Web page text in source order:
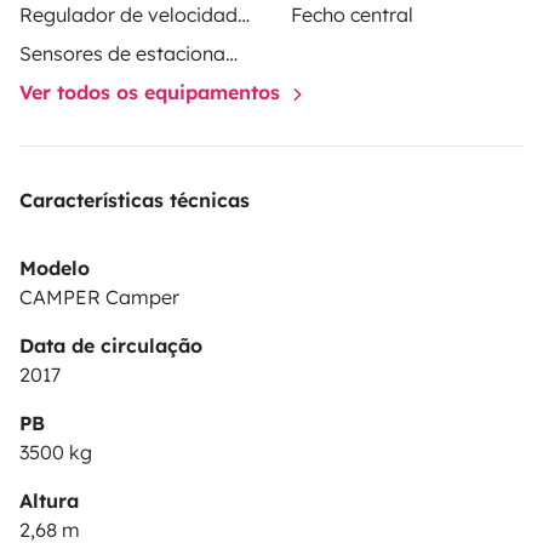
Regulador de velocidade / Cruise Control
Fecho central
Sensores de estacionamento
Ver todos os equipamentos
Características técnicas
Modelo
CAMPER Camper
Data de circulação
2017
PB
3500 kg
Altura
2,68 m